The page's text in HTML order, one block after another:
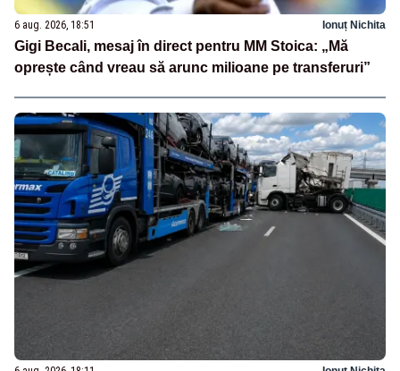
6 aug. 2026, 18:51 Ionuț Nichita
Gigi Becali, mesaj în direct pentru MM Stoica: „Mă
oprește când vreau să arunc milioane pe transferuri”